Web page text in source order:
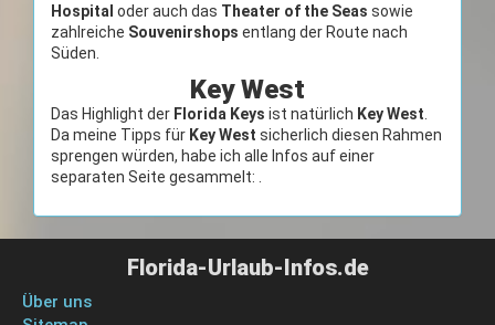
Hospital oder auch das Theater of the Seas sowie
zahlreiche Souvenirshops entlang der Route nach
Süden.
Key West
Das Highlight der Florida Keys ist natürlich Key West
Da meine Tipps für Key West sicherlich diesen Rahmen
sprengen würden, habe ich alle Infos auf einer
separaten Seite gesammelt:
Florida-Urlaub-Infos.de
Über uns